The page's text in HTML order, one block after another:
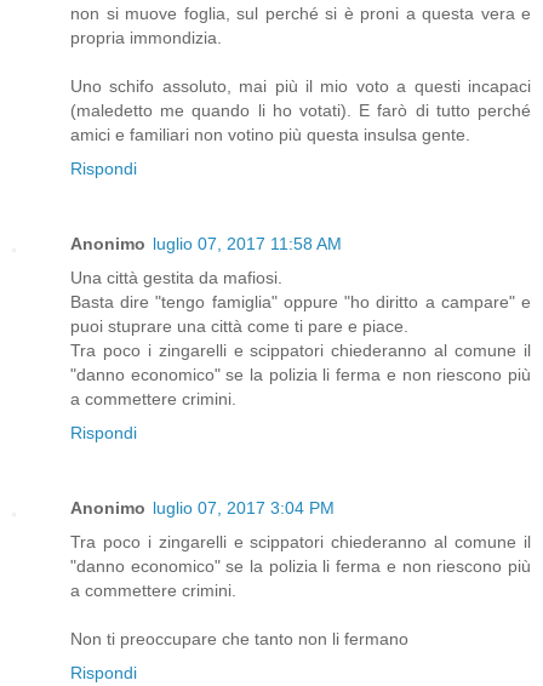
non si muove foglia, sul perché si è proni a questa vera e
propria immondizia.
Uno schifo assoluto, mai più il mio voto a questi incapaci
(maledetto me quando li ho votati). E farò di tutto perché
amici e familiari non votino più questa insulsa gente.
Rispondi
Anonimo luglio 07, 2017 11:58 AM
Una città gestita da mafiosi.
Basta dire "tengo famiglia" oppure "ho diritto a campare" e
puoi stuprare una città come ti pare e piace.
Tra poco i zingarelli e scippatori chiederanno al comune il
"danno economico" se la polizia li ferma e non riescono più
a commettere crimini.
Rispondi
Anonimo luglio 07, 2017 3:04 PM
Tra poco i zingarelli e scippatori chiederanno al comune il
"danno economico" se la polizia li ferma e non riescono più
a commettere crimini.
Non ti preoccupare che tanto non li fermano
Rispondi